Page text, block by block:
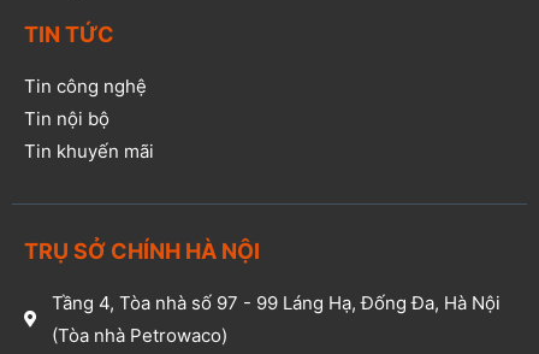
TIN TỨC
Tin công nghệ
Tin nội bộ
Tin khuyến mãi
TRỤ SỞ CHÍNH HÀ NỘI
Tầng 4, Tòa nhà số 97 - 99 Láng Hạ, Đống Đa, Hà Nội
(Tòa nhà Petrowaco)